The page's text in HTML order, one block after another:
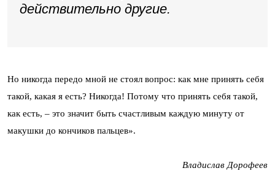
действительно другие.
Но никогда передо мной не стоял вопрос: как мне принять себя
такой, какая я есть? Никогда! Потому что принять себя такой,
как есть, – это значит быть счастливым каждую минуту от
макушки до кончиков пальцев».
Владислав Дорофеев